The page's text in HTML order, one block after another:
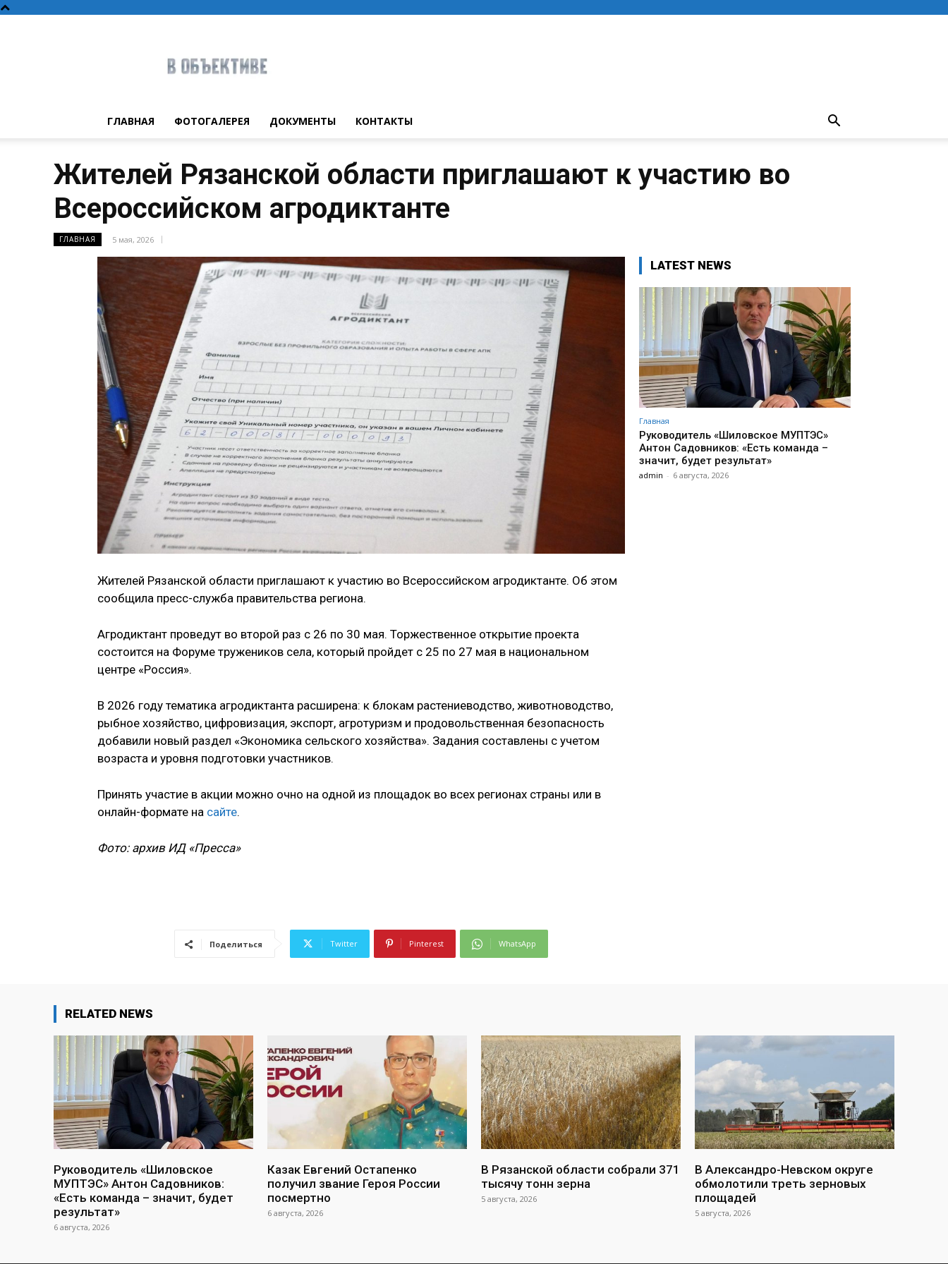
объективе
ГЛАВНАЯ ФОТОГАЛЕРЕЯ ДОКУМЕНТЫ КОНТАКТЫ
Жителей Рязанской области приглашают к участию во
Всероссийском агродиктанте
ГЛАВНАЯ 5 мая, 2026
Жителей Рязанской области приглашают к участию во Всероссийском агродиктанте. Об этом
сообщила пресс-служба правительства региона.
Агродиктант проведут во второй раз с 26 по 30 мая. Торжественное открытие проекта
состоится на Форуме тружеников села, который пройдет с 25 по 27 мая в национальном
центре «Россия».
В 2026 году тематика агродиктанта расширена: к блокам растениеводство, животноводство,
рыбное хозяйство, цифровизация, экспорт, агротуризм и продовольственная безопасность
добавили новый раздел «Экономика сельского хозяйства». Задания составлены с учетом
возраста и уровня подготовки участников.
Принять участие в акции можно очно на одной из площадок во всех регионах страны или в
онлайн-формате на сайте.
Фото: архив ИД «Пресса»
Поделиться Twitter Pinterest WhatsApp
LATEST NEWS
Главная
Руководитель «Шиловское МУПТЭС»
Антон Садовников: «Есть команда –
значит, будет результат»
admin - 6 августа, 2026
RELATED NEWS
Руководитель «Шиловское
МУПТЭС» Антон Садовников:
«Есть команда – значит, будет
результат»
6 августа, 2026
Казак Евгений Остапенко
получил звание Героя России
посмертно
6 августа, 2026
В Рязанской области собрали 371
тысячу тонн зерна
5 августа, 2026
В Александро-Невском округе
обмолотили треть зерновых
площадей
5 августа, 2026